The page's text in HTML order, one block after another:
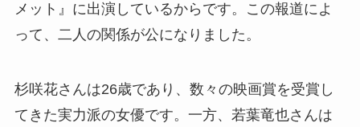
メット』に出演しているからです。この報道によ
って、二人の関係が公になりました。
杉咲花さんは26歳であり、数々の映画賞を受賞し
てきた実力派の女優です。一方、若葉竜也さんは